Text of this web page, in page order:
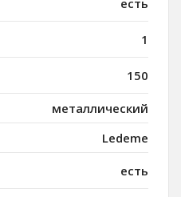
1
150
металлический
Ledeme
есть